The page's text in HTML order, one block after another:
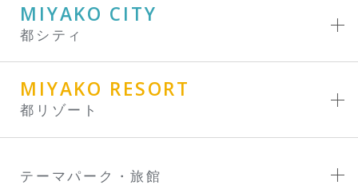
MIYAKO CITY
都シティ
MIYAKO RESORT
都リゾート
テーマパーク・旅館